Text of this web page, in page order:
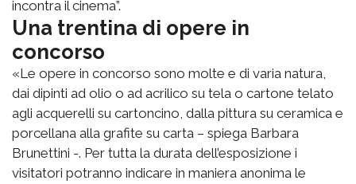
incontra il cinema”.
Una trentina di opere in
concorso
«Le opere in concorso sono molte e di varia natura,
dai dipinti ad olio o ad acrilico su tela o cartone telato
agli acquerelli su cartoncino, dalla pittura su ceramica e
porcellana alla grafite su carta – spiega Barbara
Brunettini -. Per tutta la durata dell’esposizione i
visitatori potranno indicare in maniera anonima le